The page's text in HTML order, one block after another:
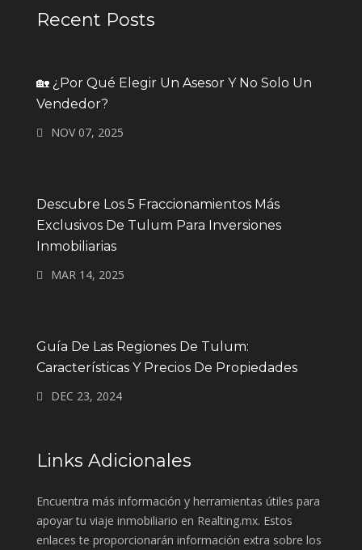
Recent Posts
🏡 ¿Por Qué Elegir Un Asesor Y No Solo Un
Vendedor?
NOV 07, 2025
Descubre Los 5 Fraccionamientos Más
Exclusivos De Tulum Para Inversiones
Inmobiliarias
MAR 14, 2025
Guía De Las Regiones De Tulum:
Características Y Precios De Propiedades
DEC 23, 2024
Links Adicionales
Encuentra más información y herramientas útiles para
apoyar tu viaje inmobiliario en Realting.mx. Estos
enlaces te proporcionarán información extra sobre los